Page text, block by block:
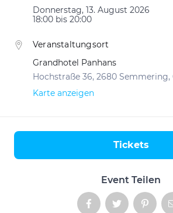
Donnerstag, 13. August 2026
18:00 bis 20:00
Veranstaltungsort
Grandhotel Panhans
Hochstraße 36, 2680
Karte anzeigen
Event Teilen
Tickets